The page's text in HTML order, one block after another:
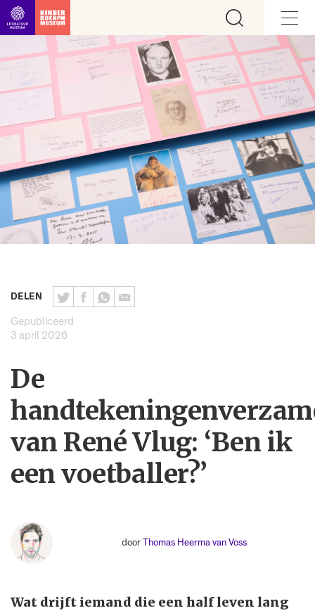
Ga direct naar inhoud
DELEN
Gepubliceerd
3 april 2026
De
van René Vlug: ‘Ben ik
een voetballer?’
doorThomas Heerma van Voss
Wat drijft iemand die een half leven lang